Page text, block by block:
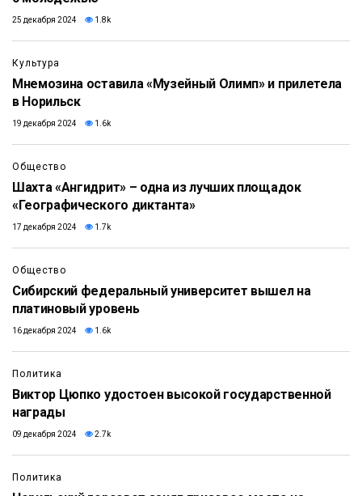
25 декабря 2024 1.8k
Культура
Мнемозина оставила «Музейный Олимп» и прилетела
в Норильск
19 декабря 2024 1.6k
Общество
Шахта «Ангидрит» – одна из лучших площадок
«Географического диктанта»
17 декабря 2024 1.7k
Общество
Сибирский федеральный университет вышел на
платиновый уровень
16 декабря 2024 1.6k
Политика
Виктор Цюпко удостоен высокой государственной
награды
09 декабря 2024 2.7k
Политика